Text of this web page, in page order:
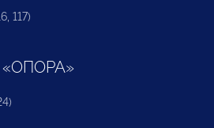
117)
«ОПОРА»